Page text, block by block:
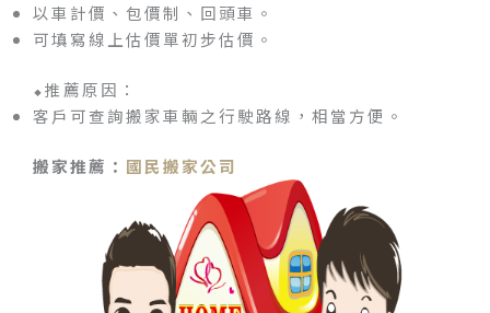
以車計價、包價制、回頭車。
可填寫線上估價單初步估價。
⬥推薦原因：
客戶可查詢搬家車輛之行駛路線，相當方便。
搬家推薦： 國民搬家公司